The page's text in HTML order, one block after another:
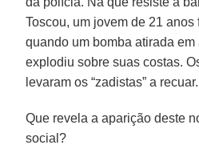
Toscou, um jovem de 21 anos
quando um bomba atirada
explodiu sobre suas costas.
levaram os “zadistas” a recuar.
Que revela a aparição deste
social?